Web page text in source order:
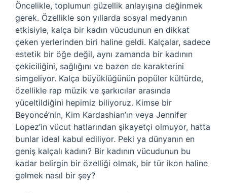
Öncelikle, toplumun güzellik anlayışına değinmek
gerek. Özellikle son yıllarda sosyal medyanın
etkisiyle, kalça bir kadın vücudunun en dikkat
çeken yerlerinden biri haline geldi. Kalçalar, sadece
estetik bir öğe değil, aynı zamanda bir kadının
çekiciliğini, sağlığını ve bazen de karakterini
simgeliyor. Kalça büyüklüğünün popüler kültürde,
özellikle rap müzik ve şarkıcılar arasında
yüceltildiğini hepimiz biliyoruz. Kimse bir
Beyoncé’nin, Kim Kardashian’ın veya Jennifer
Lopez’in vücut hatlarından şikayetçi olmuyor, hatta
bunlar ideal kabul ediliyor. Peki ya dünyanın en
geniş kalçalı kadını? Bir kadının vücudunun bu
kadar belirgin bir özelliği olmak, bir tür ikon haline
gelmek nasıl bir şey?